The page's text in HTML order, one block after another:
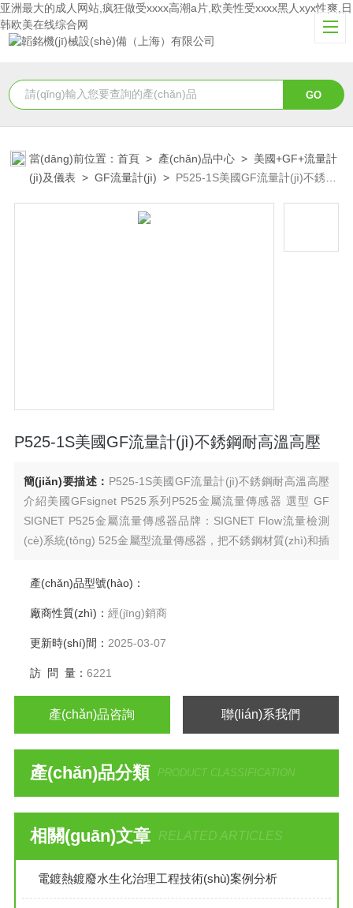
亚洲最大的成人网站,疯狂做受xxxx高潮a片,欧美性受xxxx黑人xyx性爽,日
韩欧美在线综合网
當(dāng)前位置：首頁 > 產(chǎn)品中心 > 美國+GF+流量計
(jì)及儀表 >GF流量計(jì) > P525-1S美國GF流量計(jì)不銹鋼
P525-1S美國GF流量計(jì)不銹鋼耐高溫高壓
簡(jiǎn)要描述： P525-1S美國GF流量計(jì)不銹鋼耐高溫高壓
介紹美國GFsignet P525系列P525金屬流量傳感器 選型 GF
SIGNET P525金屬流量傳感器品牌：SIGNET Flow流量檢測
(cè)系統(tǒng) 525金屬型流量傳感器，把不銹鋼材質(zhì)和插
的傳感器。它可以適應(yīng)在高溫和高壓狀態(tài)下工作。鎢
它的使用壽命。
產(chǎn)品型號(hào)：
廠商性質(zhì)： 經(jīng)銷商
更新時(shí)間： 2025-03-07
訪 問 量： 6221
產(chǎn)品咨詢 聯(lián)系我們
產(chǎn)品分類 PRODUCT CLASSIFICATION
相關(guān)文章 RELATED ARTICLES
電鍍熱鍍廢水生化治理工程技術(shù)案例分析